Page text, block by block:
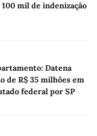
100 mil de indenização
Datena
de R$ 35 milhões em
federal por SP